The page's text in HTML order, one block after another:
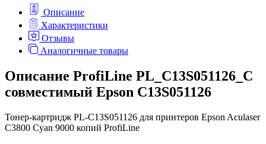
Описание
Характеристики
Отзывы
Аналогичные товары
Описание ProfiLine PL_C13S051126_C
совместимый Epson C13S051126
Тонер-картридж PL-C13S051126 для принтеров Epson Aculaser
C3800 Cyan 9000 копий ProfiLine